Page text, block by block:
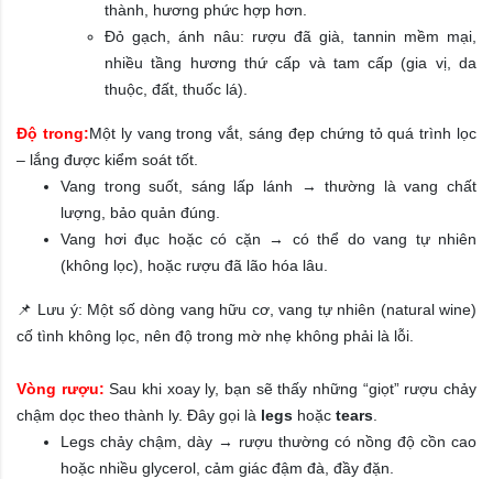
thành, hương phức hợp hơn.
Đỏ gạch, ánh nâu: rượu đã già, tannin mềm mại,
nhiều tầng hương thứ cấp và tam cấp (gia vị, da
thuộc, đất, thuốc lá).
Độ trong:Một ly vang trong vắt, sáng đẹp chứng tỏ quá trình lọc
– lắng được kiểm soát tốt.
Vang trong suốt, sáng lấp lánh → thường là vang chất
lượng, bảo quản đúng.
Vang hơi đục hoặc có cặn → có thể do vang tự nhiên
(không lọc), hoặc rượu đã lão hóa lâu.
📌 Lưu ý: Một số dòng vang hữu cơ, vang tự nhiên (natural wine)
cố tình không lọc, nên độ trong mờ nhẹ không phải là lỗi.
Vòng rượu: Sau khi xoay ly, bạn sẽ thấy những “giọt” rượu chảy
chậm dọc theo thành ly. Đây gọi là legs hoặc tears.
Legs chảy chậm, dày → rượu thường có nồng độ cồn cao
hoặc nhiều glycerol, cảm giác đậm đà, đầy đặn.